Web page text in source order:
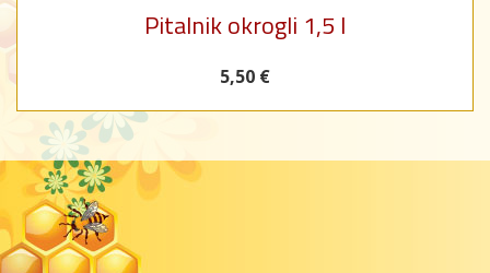
Pitalnik okrogli 1,5 l
5,50 €